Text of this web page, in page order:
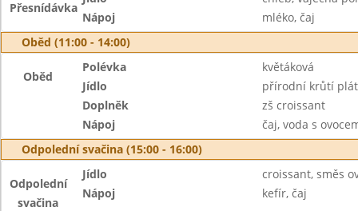
Přesnídávka
Nápoj
mléko, čaj
Oběd (11:00 - 14:00)
Oběd
Polévka
květáková
Jídlo
přírodní krůtí
Doplněk
zš croissant
Nápoj
čaj, voda s
Odpolední svačina (15:00 - 16:00)
Odpolední
svačina
Jídlo
croissant, směs
Nápoj
kefír, čaj